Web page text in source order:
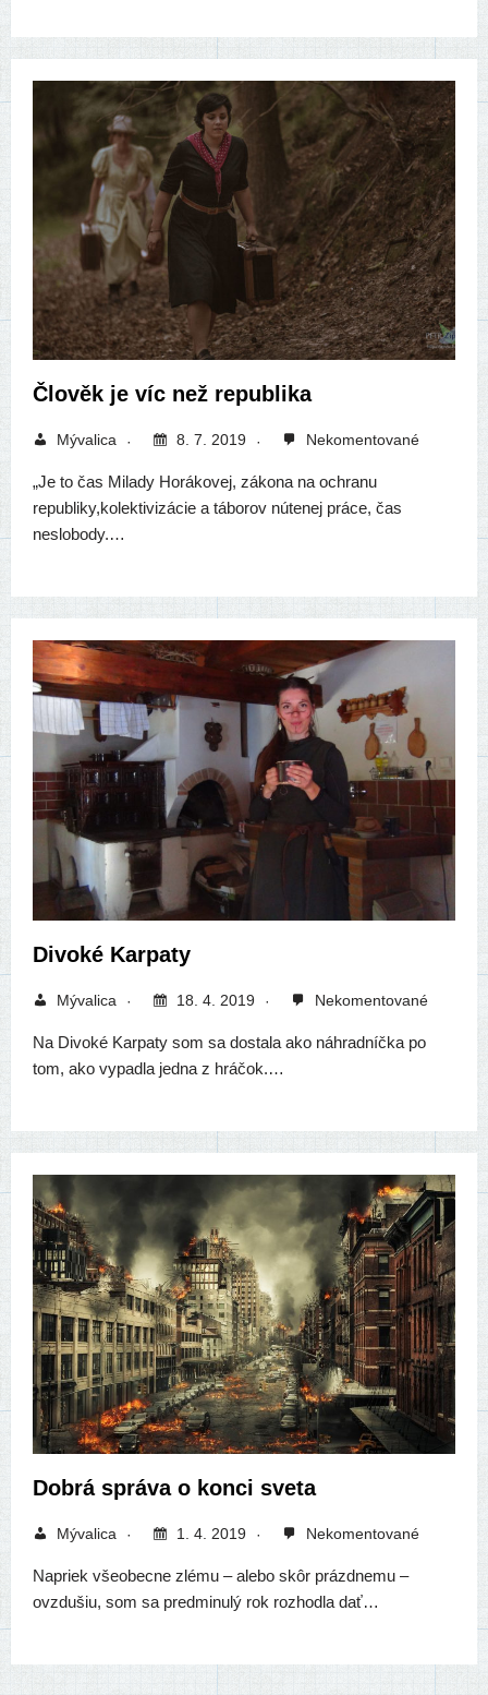
Člověk je víc než republika
Mývalica 8. 7. 2019 Nekomentované
„Je to čas Milady Horákovej, záko­na na ochra­nu
republiky,kolektivizácie a tábo­rov núte­nej prá­ce, čas
neslobody.…
Divoké Karpaty
Mývalica 18. 4. 2019 Nekomentované
Na Divoké Karpaty som sa dosta­la ako náh­rad­níč­ka po
tom, ako vypad­la jed­na z hráčok.…
Dobrá správa o konci sveta
Mývalica 1. 4. 2019 Nekomentované
Napriek vše­obec­ne zlé­mu – ale­bo skôr prázd­ne­mu –
ovzdu­šiu, som sa pred­mi­nu­lý rok roz­hod­la dať…